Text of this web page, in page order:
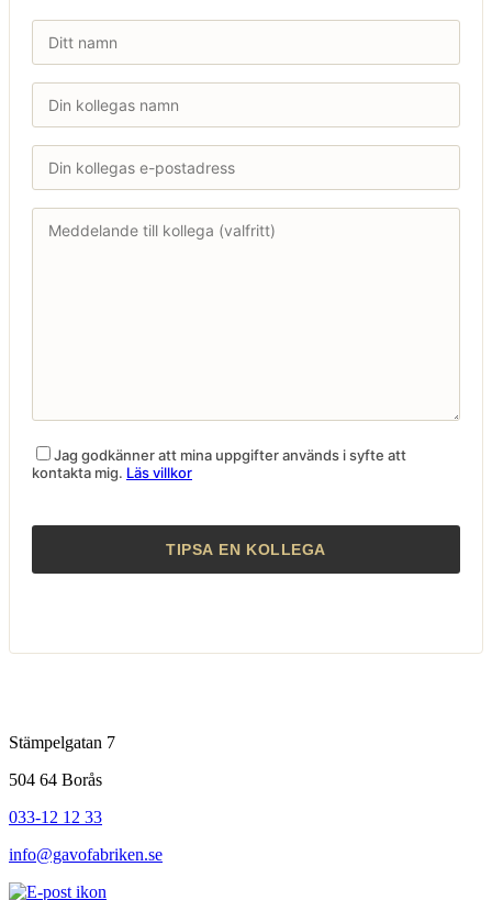
Jag godkänner att mina uppgifter används i syfte att
kontakta mig. Läs villkor
Stämpelgatan 7
504 64 Borås
033-12 12 33
info@gavofabriken.se